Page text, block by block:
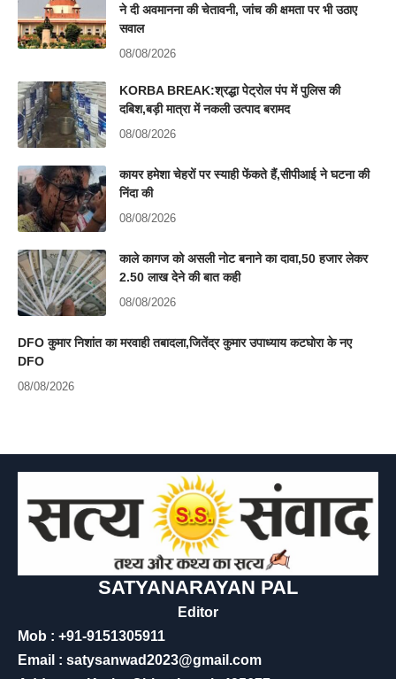
ने दी अवमानना की चेतावनी, जांच की क्षमता पर भी उठाए
सवाल
08/08/2026
KORBA BREAK:श्रद्धा पेट्रोल पंप में पुलिस की
दबिश,बड़ी मात्रा में नकली उत्पाद बरामद
08/08/2026
कायर हमेशा चेहरों पर स्याही फेंकते हैं,सीपीआई ने घटना की
निंदा की
08/08/2026
काले कागज को असली नोट बनाने का दावा,50 हजार लेकर
2.50 लाख देने की बात कही
08/08/2026
DFO कुमार निशांत का मरवाही तबादला,जितेंद्र कुमार उपाध्याय कटघोरा के नए
DFO
08/08/2026
SATYANARAYAN PAL
Editor
Mob : +91-9151305911
Email : satysanwad2023@gmail.com